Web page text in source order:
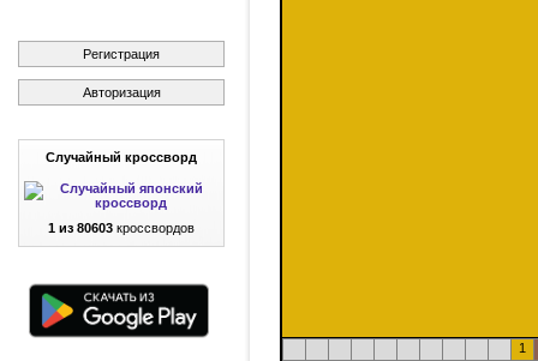
Регистрация
Авторизация
Случайный кроссворд
1 из 80603 кроссвордов
1